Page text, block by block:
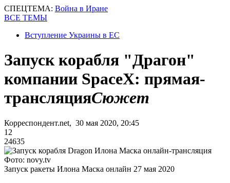
СПЕЦТЕМА: Война в Иране
ВСЕ ТЕМЫ
Вступление Украины в ЕС
Запуск корабля "Драгон"
компании SpaceX: прямая-
трансляцияСюжет
Корреспондент.net, 30 мая 2020, 20:45
12
24635
Фото: novy.tv
Запуск ракеты Илона Маска онлайн 27 мая 2020